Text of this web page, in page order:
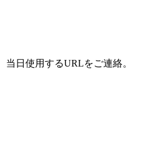
日使用するURLをご連絡。